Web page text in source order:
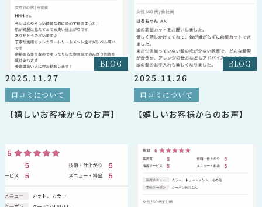
BLOG
2025.11.27
口コミについて
【嬉しいお客様からのお声】
BLOG
2025.11.26
口コミについて
【嬉しいお客様からのお声】